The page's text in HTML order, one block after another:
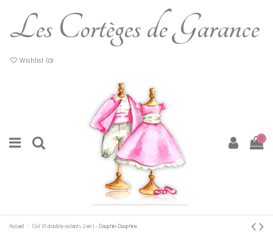
Les Cortèges de Garance
Wishlist (0)
0
Accueil Col VI double volants 2 en 1 - Dauphin-Dauphine